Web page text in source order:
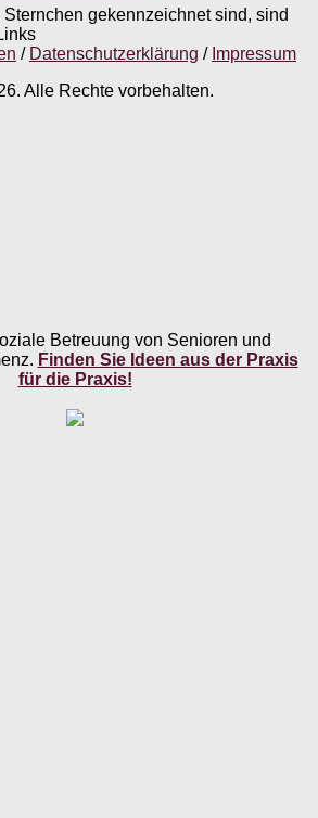
gekennzeichnet sind, sind
/ Datenschutzerklärung / Impressum
Alle Rechte vorbehalten.
Betreuung von Senioren und
Finden Sie Ideen aus der Praxis
für die Praxis!